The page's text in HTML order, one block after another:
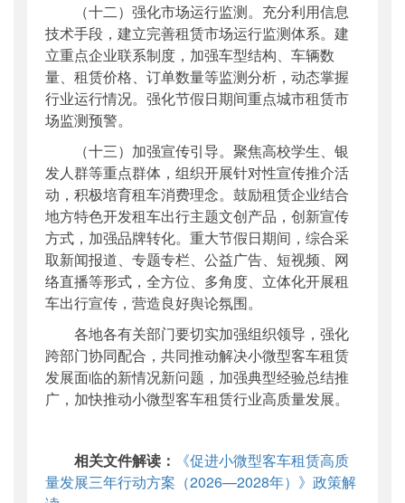
（十二）强化市场运行监测。充分利用信息
技术手段，建立完善租赁市场运行监测体系。建
立重点企业联系制度，加强车型结构、车辆数
量、租赁价格、订单数量等监测分析，动态掌握
行业运行情况。强化节假日期间重点城市租赁市
场监测预警。
（十三）加强宣传引导。聚焦高校学生、银
发人群等重点群体，组织开展针对性宣传推介活
动，积极培育租车消费理念。鼓励租赁企业结合
地方特色开发租车出行主题文创产品，创新宣传
方式，加强品牌转化。重大节假日期间，综合采
取新闻报道、专题专栏、公益广告、短视频、网
络直播等形式，全方位、多角度、立体化开展租
车出行宣传，营造良好舆论氛围。
各地各有关部门要切实加强组织领导，强化
跨部门协同配合，共同推动解决小微型客车租赁
发展面临的新情况新问题，加强典型经验总结推
广，加快推动小微型客车租赁行业高质量发展。
相关文件解读：
《促进小微型客车租赁高质
量发展三年行动方案（2026—2028年）》政策解